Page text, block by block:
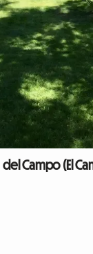
Campo (El